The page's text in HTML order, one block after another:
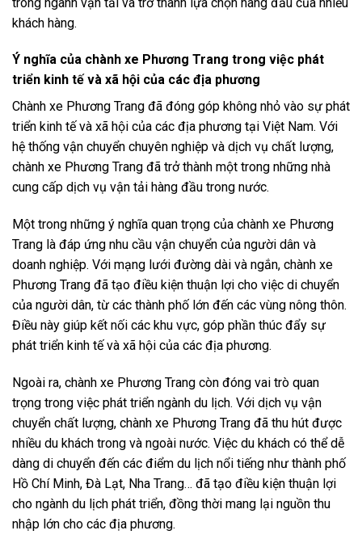
khách hàng.
Ý nghĩa của chành xe Phương Trang trong việc phát
triển kinh tế và xã hội của các địa phương
Chành xe Phương Trang đã đóng góp không nhỏ vào sự phát
triển kinh tế và xã hội của các địa phương tại Việt Nam. Với
hệ thống vận chuyển chuyên nghiệp và dịch vụ chất lượng,
chành xe Phương Trang đã trở thành một trong những nhà
cung cấp dịch vụ vận tải hàng đầu trong nước.
Một trong những ý nghĩa quan trọng của chành xe Phương
Trang là đáp ứng nhu cầu vận chuyển của người dân và
doanh nghiệp. Với mạng lưới đường dài và ngắn, chành xe
Phương Trang đã tạo điều kiện thuận lợi cho việc di chuyển
của người dân, từ các thành phố lớn đến các vùng nông thôn.
Điều này giúp kết nối các khu vực, góp phần thúc đẩy sự
phát triển kinh tế và xã hội của các địa phương.
Ngoài ra, chành xe Phương Trang còn đóng vai trò quan
trọng trong việc phát triển ngành du lịch. Với dịch vụ vận
chuyển chất lượng, chành xe Phương Trang đã thu hút được
nhiều du khách trong và ngoài nước. Việc du khách có thể dễ
dàng di chuyển đến các điểm du lịch nổi tiếng như thành phố
Hồ Chí Minh, Đà Lạt, Nha Trang… đã tạo điều kiện thuận lợi
cho ngành du lịch phát triển, đồng thời mang lại nguồn thu
nhập lớn cho các địa phương.